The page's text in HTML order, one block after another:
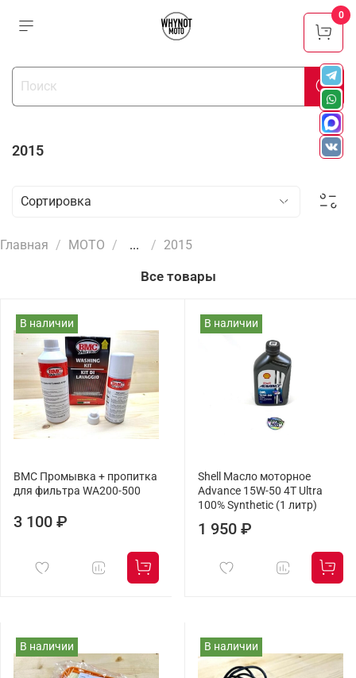
2015
Главная МОТО ... 2015
Все товары
В наличии
BMC Промывка + пропитка
для фильтра WA200-500
3 100 ₽
В наличии
Shell Масло моторное
Advance 15W-50 4T Ultra
100% Synthetic (1 литр)
1 950 ₽
В наличии В наличии
0